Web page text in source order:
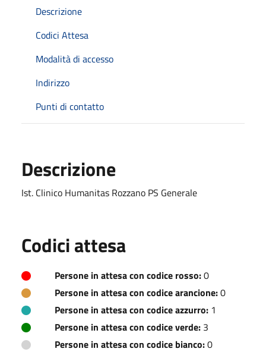
Descrizione
Codici Attesa
Modalità di accesso
Indirizzo
Punti di contatto
Descrizione
Ist. Clinico Humanitas Rozzano PS Generale
Codici attesa
Persone in attesa con codice rosso:0
Persone in attesa con codice arancione:0
Persone in attesa con codice azzurro: 1
Persone in attesa con codice verde: 3
Persone in attesa con codice bianco:0